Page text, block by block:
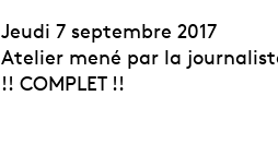
Jeudi 7 septembre 2017
Atelier mené par la
!! COMPLET !!